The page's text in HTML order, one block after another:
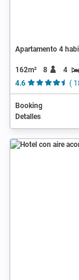
Apartamento 4
162m² 8 4
4.6
(
Booking
Detalles